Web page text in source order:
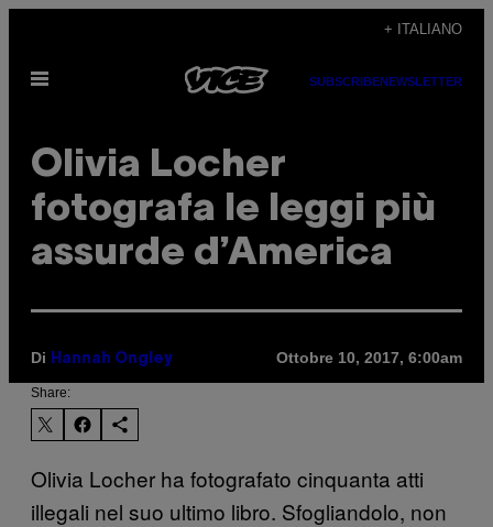
contenuto
+ ITALIANO
Apri
SUBSCRIBENEWSLETTER
Olivia Locher
fotografa le leggi più
assurde d’America
Di Hannah Ongley Ottobre 10, 2017, 6:00am
Share:
Olivia Locher ha fotografato cinquanta atti
illegali nel suo ultimo libro. Sfogliandolo, non